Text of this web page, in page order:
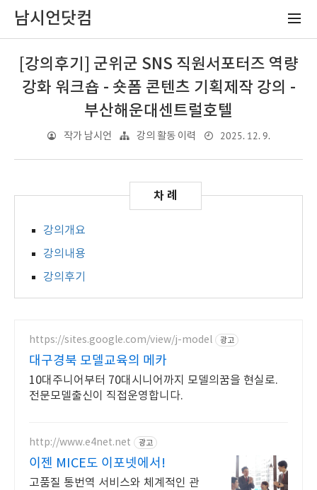
남시언닷컴
[강의후기] 군위군 SNS 직원서포터즈 역량
강화 워크숍 - 숏폼 콘텐츠 기획제작 강의 -
부산해운대센트럴호텔
작가 남시언 강의 활동 이력 2025. 12. 9.
강의개요
강의내용
강의후기
https://sites.google.com/view/j-model 광고
대구경북 모델교육의 메카
10대주니어부터 70대시니어까지 모델의꿈을 현실로.
전문모델출신이 직접운영합니다.
http://www.e4net.net 광고
이젠 MICE도 이포넷에서!
고품질 통번역 서비스와 체계적인 관